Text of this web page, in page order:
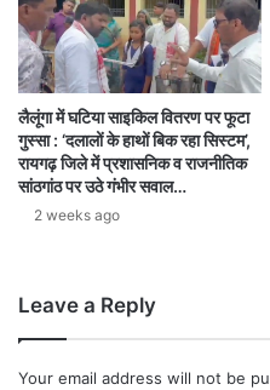
लैलूंगा में घटिया साइकिल वितरण पर फूटा
गुस्सा : ‘दलालों के हाथों बिक रहा सिस्टम’,
रायगढ़ जिले में प्रशासनिक व राजनीतिक
सांठगांठ पर उठे गंभीर सवाल…
2 weeks ago
Leave a Reply
Your email address will not be